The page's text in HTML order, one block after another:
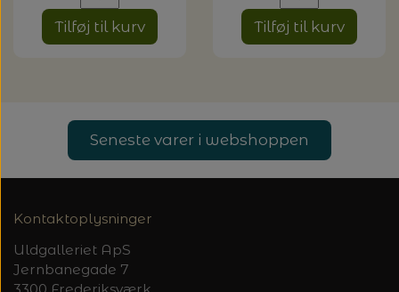
Tilføj til kurv Tilføj til kurv
Seneste varer i webshoppen
Kontaktoplysninger
Uldgalleriet ApS
Jernbanegade 7
3300 Frederiksværk